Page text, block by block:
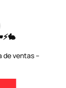
de ventas –